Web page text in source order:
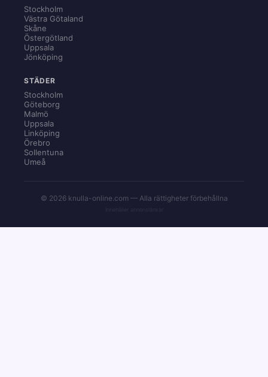
Stockholm
Västra Götaland
Skåne
Östergötland
Uppsala
Jönköping
STÄDER
Stockholm
Göteborg
Malmö
Uppsala
Linköping
Örebro
Sollentuna
Umeå
© 2026 knulla-online.com — Alla rättigheter förbehållna